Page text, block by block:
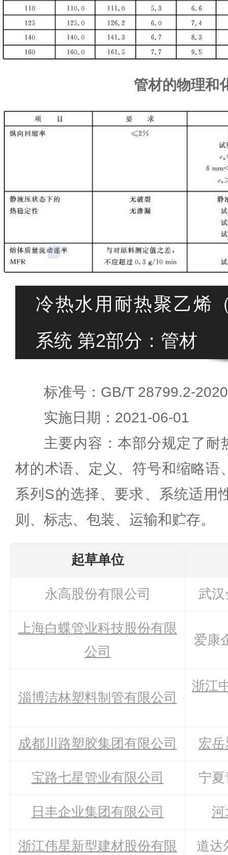
管材的物理和
冷热水用耐热聚乙烯
系统 第2部分：管材
标准号：GB/T 28799.2-2020
实施日期：2021-06-01
主要内容：本部分规定了耐
材的术语、定义、符号和缩略语
系列S的选择、要求、系统适用
则、标志、包装、运输和贮存。
起草单位
永高股份有限公司 武
上海白蝶管业科技股份有限
公司
爱康
淄博洁林塑料制管有限公司
浙江
成都川路塑胶集团有限公司 宏
宝路七星管业有限公司 宁
日丰企业集团有限公司
浙江伟星新型建材股份有限
道达